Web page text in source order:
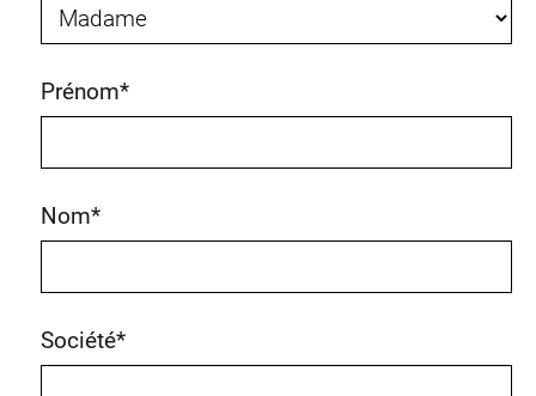
Prénom*
Nom*
Société*